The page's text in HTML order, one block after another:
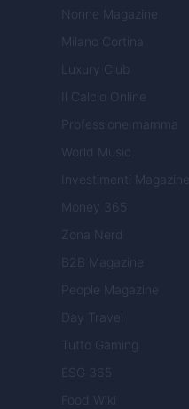
Nonne Magazine
Milano Cortina
Luxury Club
Il Calcio Online
Professione mamma
World Music
Investimenti Magazine
Money 365
Zona Nerd
B2B Magazine
People Magazine
Day Travel
Tutto Gaming
ESG 365
Food Wiki